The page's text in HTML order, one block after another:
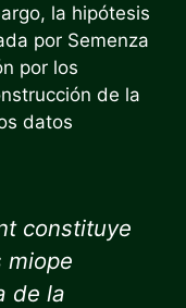
la hipótesis
por Semenza
por los
de la
datos
constituye
miope
de la